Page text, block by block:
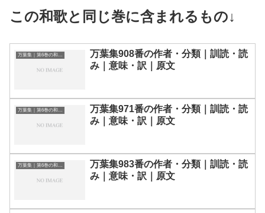
この和歌と同じ巻に含まれるもの↓
万葉集908番の作者・分類｜訓読・読
み｜意味・訳｜原文
万葉集｜第6巻の和歌一覧
万葉集971番の作者・分類｜訓読・読
み｜意味・訳｜原文
万葉集｜第6巻の和歌一覧
万葉集983番の作者・分類｜訓読・読
み｜意味・訳｜原文